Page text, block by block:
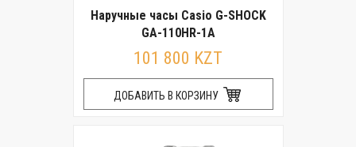
Наручные часы Casio G-SHOCK
GA-110HR-1A
101 800 KZT
ДОБАВИТЬ В КОРЗИНУ